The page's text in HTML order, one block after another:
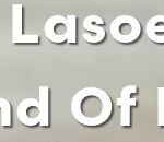
Of